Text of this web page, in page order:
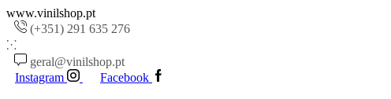
www.vinilshop.pt
(+351) 291 635 276
geral@vinilshop.pt
Instagram
Facebook